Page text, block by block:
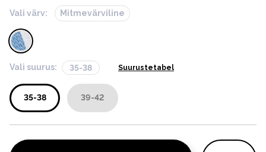
Vali värv: Mitmevärviline
Vali suurus: 35-38 Suurustetabel
35-38 39-42